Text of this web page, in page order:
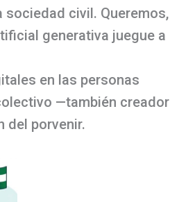
civil. Queremos,
generativa juegue a
en las personas
—también creador
del porvenir.